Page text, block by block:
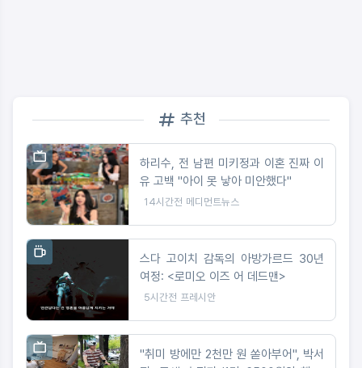
추천
하리수, 전 남편 미키정과 이혼 진짜 이
유 고백 "아이 못 낳아 미안했다"
14시간전 메디먼트뉴스
스다 고이치 감독의 아방가르드 30년
여정: <로미오 이즈 어 데드맨>
5시간전 프레시안
"취미 방에만 2천만 원 쏟아부어", 박서